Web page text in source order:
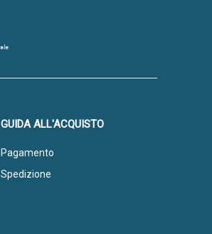
GUIDA ALL'ACQUISTO
Pagamento
Spedizione